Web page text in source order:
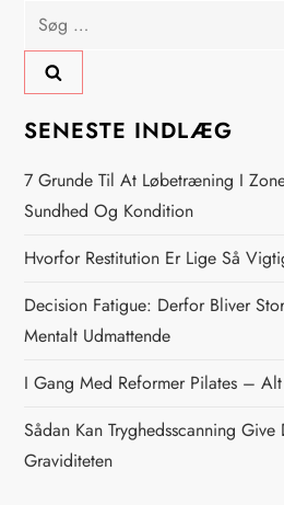
æ
g
s
n
a
v
i
g
a
Søg
efter:
SENESTE INDLÆG
7 Grunde Til At Løbetræning I
Sundhed Og Kondition
Hvorfor Restitution Er Lige Så
Decision Fatigue: Derfor Bliver
Mentalt Udmattende
I Gang Med Reformer Pilates –
Sådan Kan Tryghedsscanning
Graviditeten